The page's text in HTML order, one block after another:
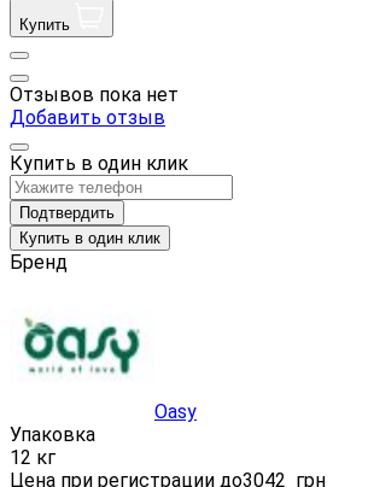
Купить
Отзывов пока нет
Добавить отзыв
Купить в один клик
Подтвердить
Купить в один клик
Бренд
Oasy
Упаковка
12 кг
Цена при регистрации до3042 грн